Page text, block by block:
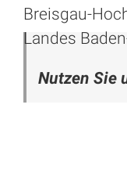
Breisgau-
Landes
Nutzen Sie